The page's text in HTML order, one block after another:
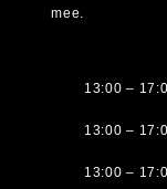
mee.
13:00 –
13:00 –
13:00 –